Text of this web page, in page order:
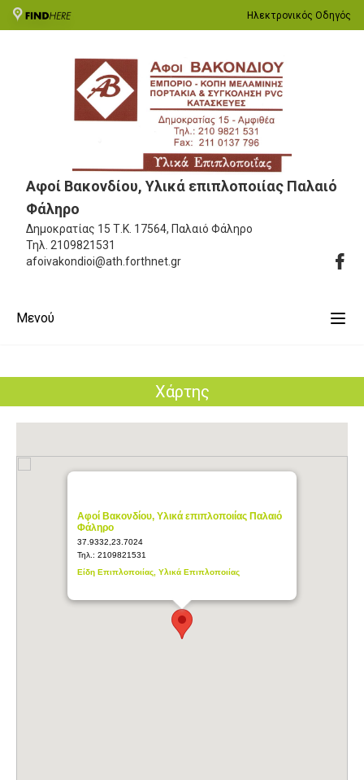
Ηλεκτρονικός Οδηγός
Αφοί Βακονδίου, Υλικά επιπλοποιίας Παλαιό
Φάληρο
Δημοκρατίας 15 Τ.Κ. 17564, Παλαιό Φάληρο
Τηλ. 2109821531
afoivakondioi@ath.forthnet.gr
Μενού
Χάρτης
Αφοί Βακονδίου, Υλικά επιπλοποιίας Παλαιό
Φάληρο
37.9332,23.7024
Τηλ.: 2109821531
Είδη Επιπλοποιίας, Υλικά Επιπλοποιίας